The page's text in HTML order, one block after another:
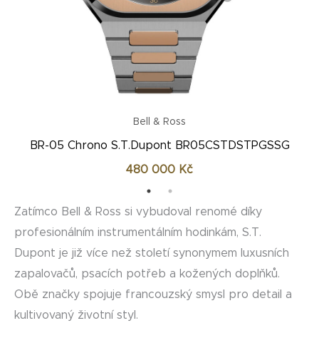
Bell & Ross
BR-05 Chrono S.T.Dupont BR05CSTDSTPGSCA
372 500 Kč
Zatímco Bell & Ross si vybudoval renomé díky
profesionálním instrumentálním hodinkám, S.T.
Dupont je již více než století synonymem luxusních
zapalovačů, psacích potřeb a kožených doplňků.
Obě značky spojuje francouzský smysl pro detail a
kultivovaný životní styl.